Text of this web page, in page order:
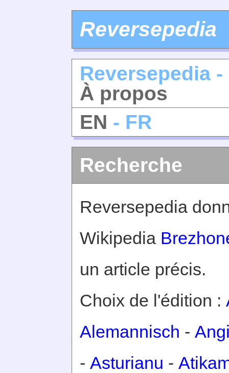
Reversepedia
Reversepedia -
À propos
EN - FR
Recherche
Reversepedia
Wikipedia
un article précis.
Choix de l'édition :
Alemannisch -
- Asturianu -